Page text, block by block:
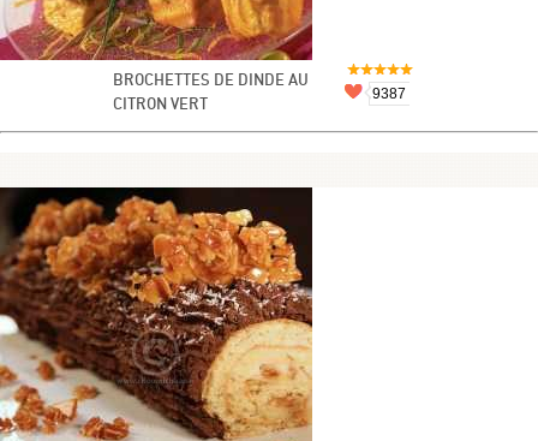
BROCHETTES DE DINDE AU
CITRON VERT
9387